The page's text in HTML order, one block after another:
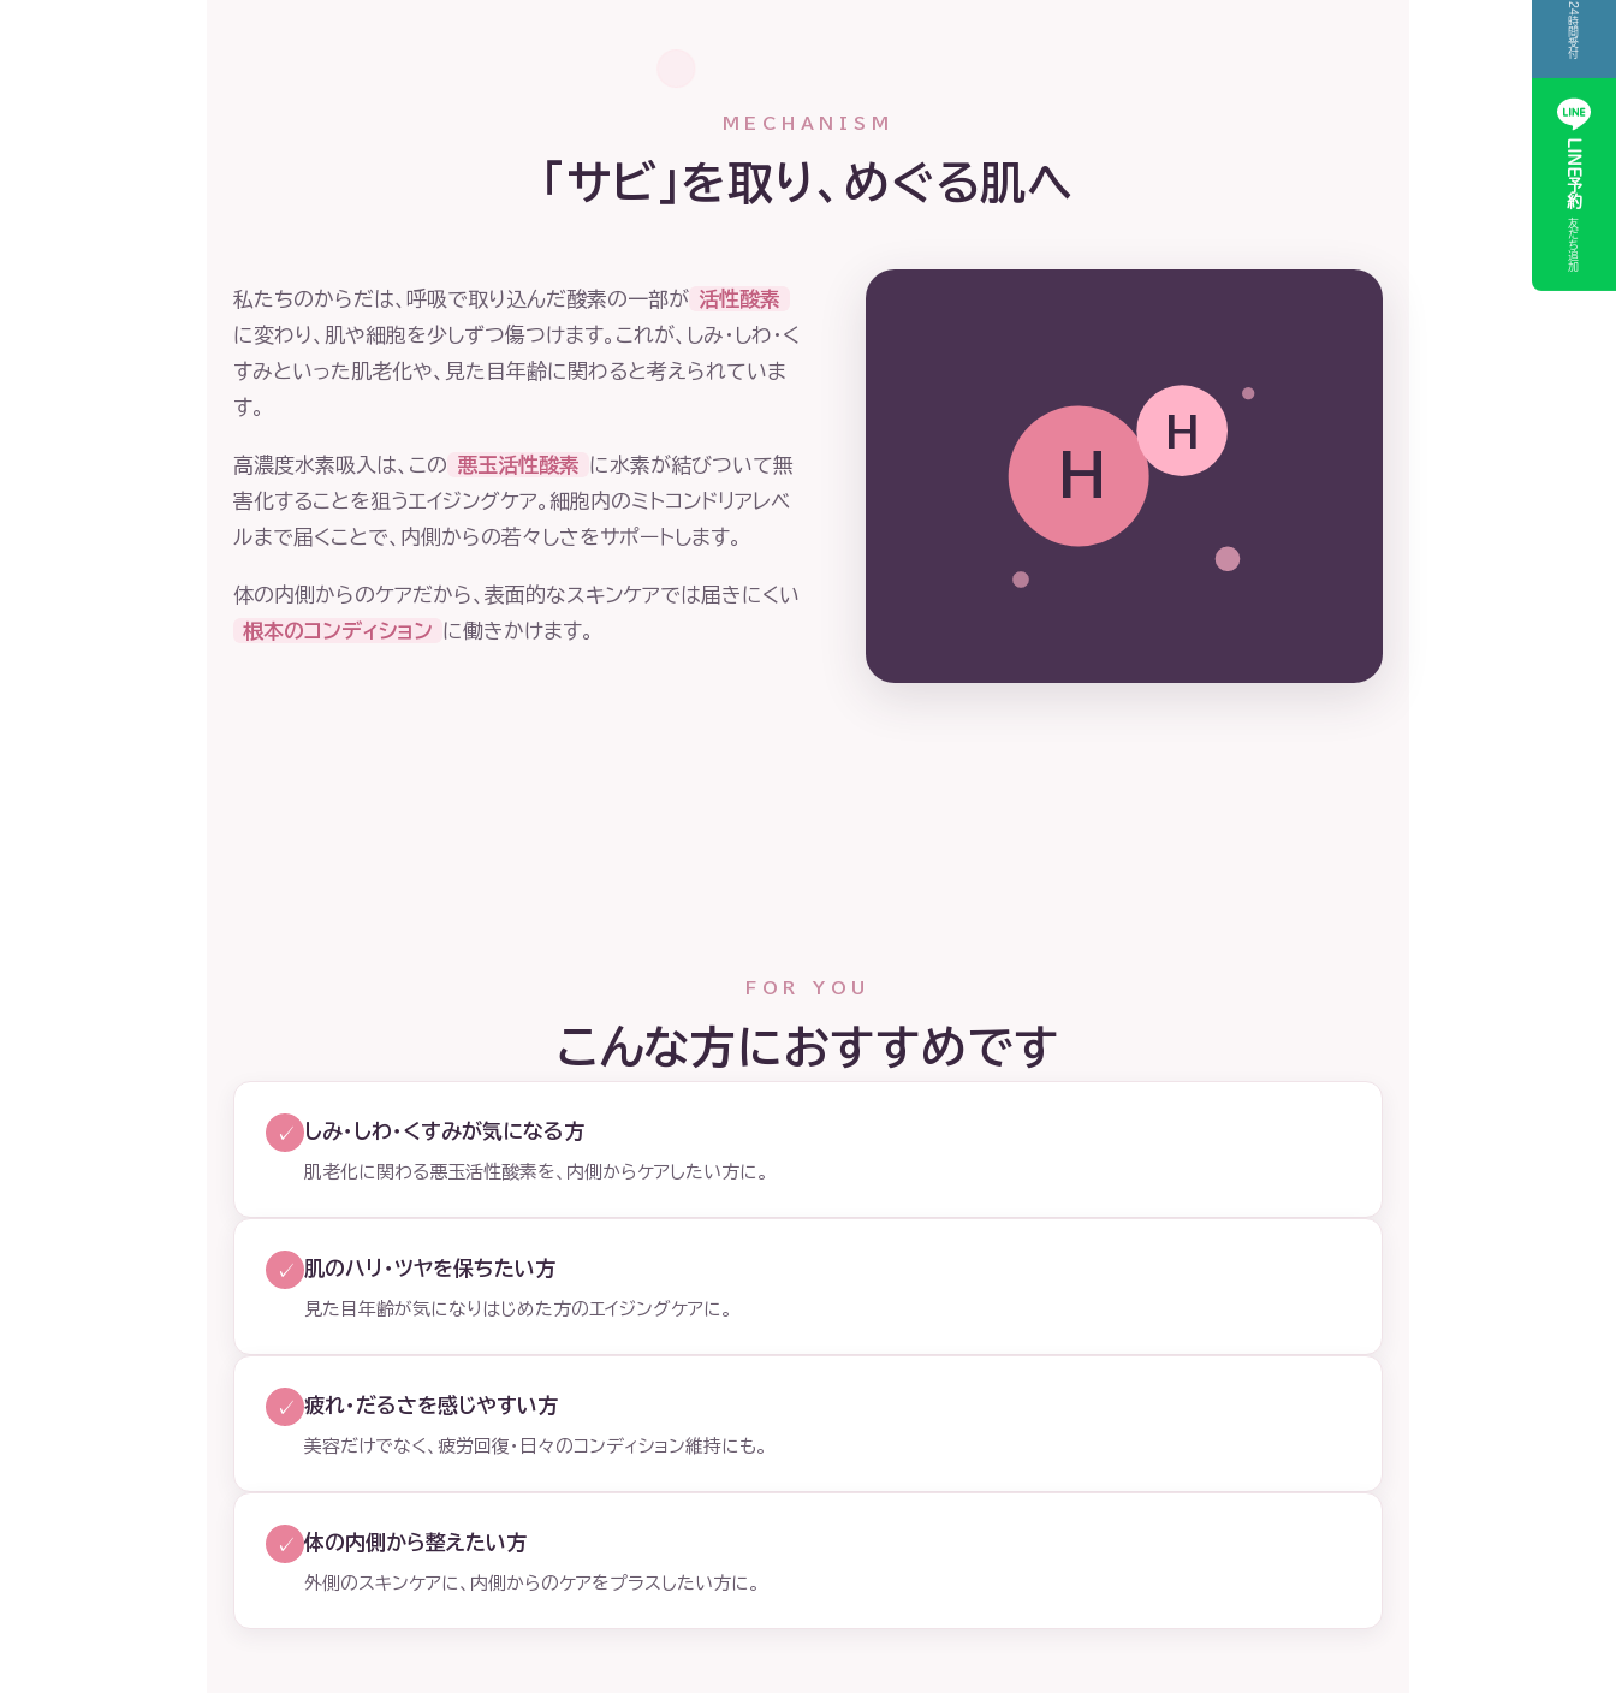
MECHANISM
「サビ」を取り、めぐる肌へ
私たちのからだは、呼吸で取り込んだ酸素の一部が 活性酸素
に変わり、肌や細胞を少しずつ傷つけます。これが、しみ・しわ・く
すみといった肌老化や、見た目年齢に関わると考えられていま
す。
高濃度水素吸入は、この 悪玉活性酸素 に水素が結びついて無
害化することを狙うエイジングケア。細胞内のミトコンドリアレベ
ルまで届くことで、内側からの若々しさをサポートします。
体の内側からのケアだから、表面的なスキンケアでは届きにくい
根本のコンディション に働きかけます。
H
H
FOR YOU
こんな方におすすめです
✓ しみ・しわ・くすみが気になる方
肌老化に関わる悪玉活性酸素を、内側からケアしたい方に。
✓ 肌のハリ・ツヤを保ちたい方
見た目年齢が気になりはじめた方のエイジングケアに。
✓ 疲れ・だるさを感じやすい方
美容だけでなく、疲労回復・日々のコンディション維持にも。
✓ 体の内側から整えたい方
外側のスキンケアに、内側からのケアをプラスしたい方に。
24時間受付
LINE予約
友だち追加